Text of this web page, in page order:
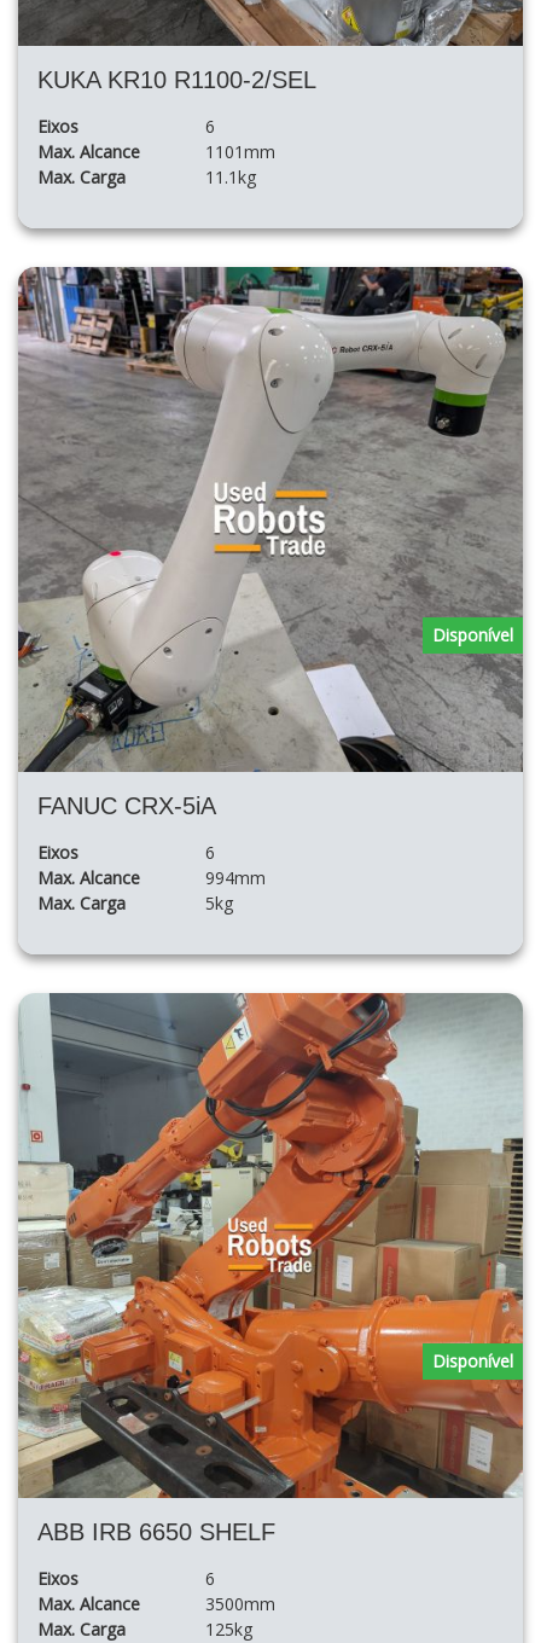
KUKA KR10 R1100-2/SEL
Eixos
6
Max. Alcance
1101mm
Max. Carga
11.1kg
FANUC CRX-5iA
Eixos
6
Max. Alcance
994mm
Max. Carga
5kg
Disponível
ABB IRB 6650 SHELF
Eixos
6
Max. Alcance
3500mm
Max. Carga
125kg
Disponível